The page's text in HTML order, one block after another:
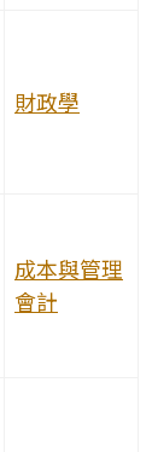
財政學
成本與管理
會計